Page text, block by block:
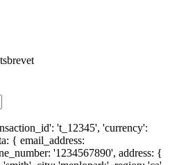
't_12345', 'currency':
{ email_address:
'1234567890', address: {